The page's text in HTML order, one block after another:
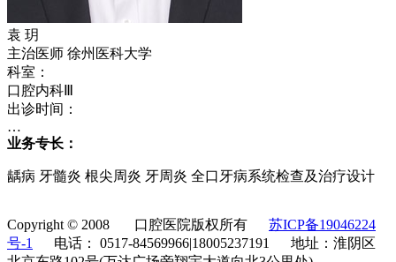
袁 玥
主治医师 徐州医科大学
科室：
口腔内科Ⅲ
出诊时间：
…
业务专长：
龋病 牙髓炎 根尖周炎 牙周炎 全口牙病系统检查及治疗设计
Copyright © 2008 口腔医院版权所有 苏ICP备19046224
号-1
电话： 0517-84569966|18005237191 地址：淮阴区